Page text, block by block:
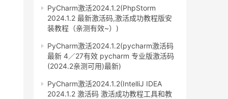
PyCharm激活2024.1.2(PhpStorm
2024.1.2 最新激活码,激活成功教程版安
装教程（亲测有效~）)
PyCharm激活2024.1.2(pycharm激活码
最新 4／27有效 pycharm 专业版激活码
(2024.2亲测可用)最新)
PyCharm激活2024.1.2(IntelliJ IDEA
2024.1.2 激活码 激活成功教程工具和教